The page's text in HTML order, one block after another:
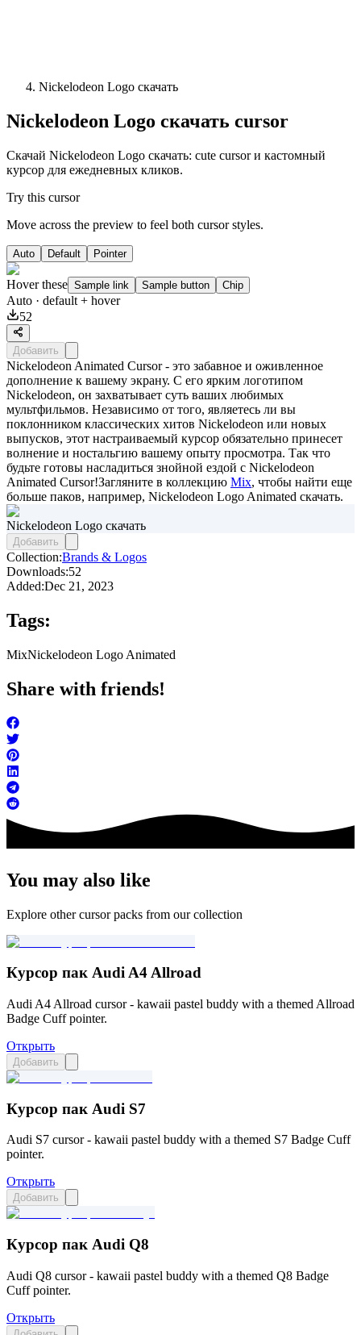
Nickelodeon Logo скачать
Nickelodeon Logo скачать cursor
Скачай Nickelodeon Logo скачать: cute cursor и кастомный
курсор для ежедневных кликов.
Try this cursor
Move across the preview to feel both cursor styles.
Auto Default Pointer
Hover these Sample link Sample button Chip
Auto · default + hover
52
Добавить
Nickelodeon Animated Cursor - это забавное и оживленное
дополнение к вашему экрану. С его ярким логотипом
Nickelodeon, он захватывает суть ваших любимых
мультфильмов. Независимо от того, являетесь ли вы
поклонником классических хитов Nickelodeon или новых
выпусков, этот настраиваемый курсор обязательно принесет
волнение и ностальгию вашему опыту просмотра. Так что
будьте готовы насладиться знойной ездой с Nickelodeon
Animated Cursor!Загляните в коллекцию Mix, чтобы найти еще
больше паков, например, Nickelodeon Logo Animated скачать.
Nickelodeon Logo скачать
Добавить
Collection:Brands & Logos
Downloads:52
Added:Dec 21, 2023
Tags:
MixNickelodeon Logo Animated
Share with friends!
You may also like
Explore other cursor packs from our collection
Курсор пак Audi A4 Allroad
Audi A4 Allroad cursor - kawaii pastel buddy with a themed Allroad
Badge Cuff pointer.
Открыть
Добавить
Курсор пак Audi S7
Audi S7 cursor - kawaii pastel buddy with a themed S7 Badge Cuff
pointer.
Открыть
Добавить
Курсор пак Audi Q8
Audi Q8 cursor - kawaii pastel buddy with a themed Q8 Badge
Cuff pointer.
Открыть